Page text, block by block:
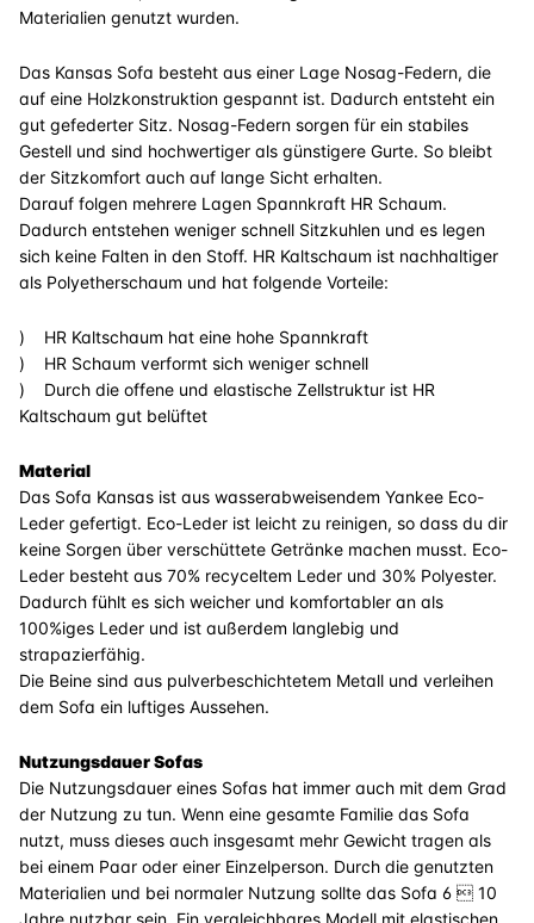
Materialien genutzt wurden.
Das Kansas Sofa besteht aus einer Lage Nosag-Federn, die
auf eine Holzkonstruktion gespannt ist. Dadurch entsteht ein
gut gefederter Sitz. Nosag-Federn sorgen für ein stabiles
Gestell und sind hochwertiger als günstigere Gurte. So bleibt
der Sitzkomfort auch auf lange Sicht erhalten.
Darauf folgen mehrere Lagen Spannkraft HR Schaum.
Dadurch entstehen weniger schnell Sitzkuhlen und es legen
sich keine Falten in den Stoff. HR Kaltschaum ist nachhaltiger
als Polyetherschaum und hat folgende Vorteile:
) HR Kaltschaum hat eine hohe Spannkraft
) HR Schaum verformt sich weniger schnell
) Durch die offene und elastische Zellstruktur ist HR
Kaltschaum gut belüftet
Material
Das Sofa Kansas ist aus wasserabweisendem Yankee Eco-
Leder gefertigt. Eco-Leder ist leicht zu reinigen, so dass du dir
keine Sorgen über verschüttete Getränke machen musst. Eco-
Leder besteht aus 70% recyceltem Leder und 30% Polyester.
Dadurch fühlt es sich weicher und komfortabler an als
100%iges Leder und ist außerdem langlebig und
strapazierfähig.
Die Beine sind aus pulverbeschichtetem Metall und verleihen
dem Sofa ein luftiges Aussehen.
Nutzungsdauer Sofas
Die Nutzungsdauer eines Sofas hat immer auch mit dem Grad
der Nutzung zu tun. Wenn eine gesamte Familie das Sofa
nutzt, muss dieses auch insgesamt mehr Gewicht tragen als
bei einem Paar oder einer Einzelperson. Durch die genutzten
Materialien und bei normaler Nutzung sollte das Sofa 6  10
Jahre nutzbar sein. Ein vergleichbares Modell mit elastischen